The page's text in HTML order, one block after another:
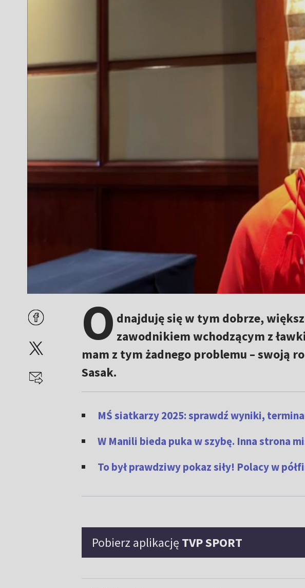
O dnajduję się w tym dobrze,
zawodnikiem wchodzącym z
mam z tym żadnego problemu – swoją
Sasak.
MŚ siatkarzy 2025: sprawdź wyniki,
W Manili bieda puka w szybę. Inna strona
To był prawdziwy pokaz siły! Polacy w
Pobierz aplikację TVP SPORT